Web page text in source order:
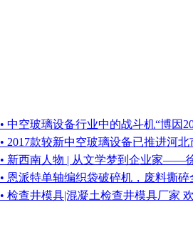
• 中空玻璃设备行业中的战斗机“博因
• 2017款较新中空玻璃设备已推进河北
• 新西南人物 | 从文学梦到企业家——
• 恩派特单轴编织袋破碎机，废料撕碎
• 检查井模具|混凝土检查井模具厂家